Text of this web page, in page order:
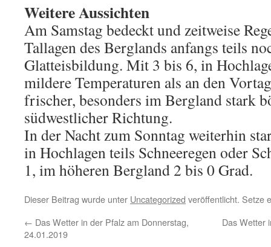
Weitere Aussichten
Am Samstag bedeckt und zeitweise
Tallagen des Berglands anfangs teils
Glatteisbildung. Mit 3 bis 6, in
mildere Temperaturen als an den
frischer, besonders im Bergland stark
südwestlicher Richtung.
In der Nacht zum Sonntag weiterhin
in Hochlagen teils Schneeregen oder
1, im höheren Bergland 2 bis 0 Grad.
Dieser Beitrag wurde unter Uncategorized veröffentlicht. Setze
← Das Wetter in der Pfalz am Donnerstag,
24.01.2019
Das Wetter